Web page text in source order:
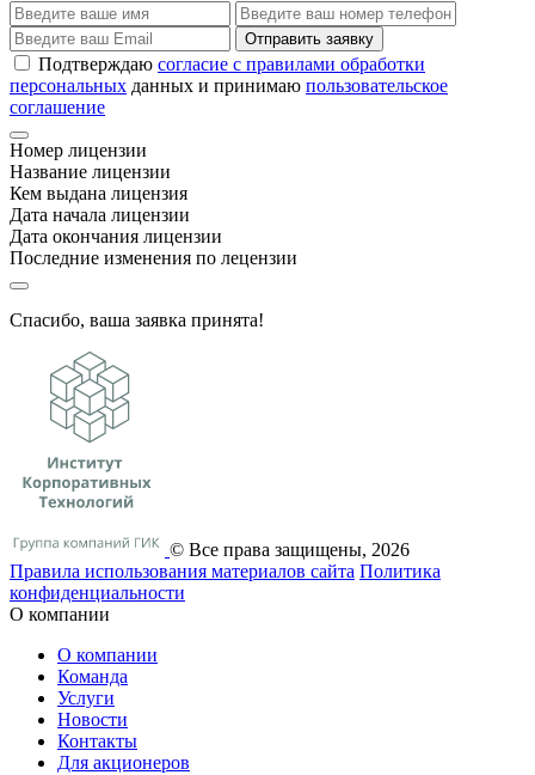
Отправить заявку
Подтверждаю согласие с правилами обработки
персональных данных и принимаю пользовательское
соглашение
Номер лицензии
Название лицензии
Кем выдана лицензия
Дата начала лицензии
Дата окончания лицензии
Последние изменения по лецензии
Спасибо, ваша заявка принята!
© Все права защищены, 2026
Правила использования материалов сайта Политика
конфиденциальности
О компании
О компании
Команда
Услуги
Новости
Контакты
Для акционеров